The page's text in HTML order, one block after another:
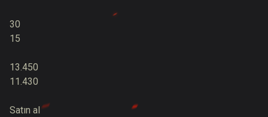
30
15
13.450
11.430
Satın al